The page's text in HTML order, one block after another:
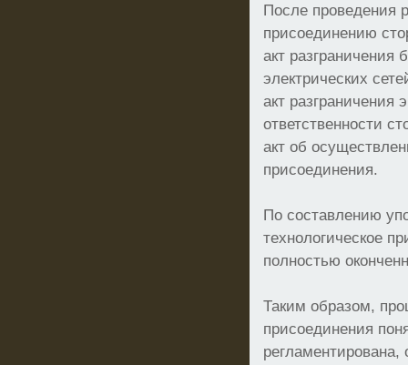
После проведения
присоединению
акт разграничения
электрических
акт разграничения
ответственности
акт об
присоединения.
По составлению
технологическое
полностью
Таким образом,
присоединения
регламентирована,